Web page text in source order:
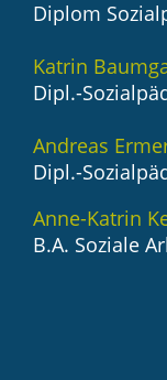
Diplom
Katrin
Dipl.-
Andreas
Dipl.-
Anne-Katrin
B.A. Soziale